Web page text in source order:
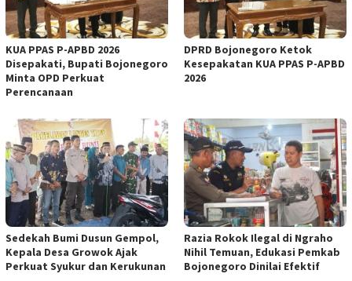
KUA PPAS P-APBD 2026
Disepakati, Bupati Bojonegoro
Minta OPD Perkuat
Perencanaan
DPRD Bojonegoro Ketok
Kesepakatan KUA PPAS P-APBD
2026
Sedekah Bumi Dusun Gempol,
Kepala Desa Growok Ajak
Perkuat Syukur dan Kerukunan
Razia Rokok Ilegal di Ngraho
Nihil Temuan, Edukasi Pemkab
Bojonegoro Dinilai Efektif